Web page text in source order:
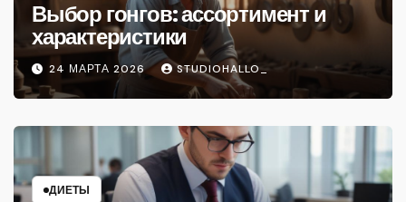
Выбор гонгов: ассортимент и
характеристики
24 МАРТА 2026 STUDIOHALLO_
ДИЕТЫ